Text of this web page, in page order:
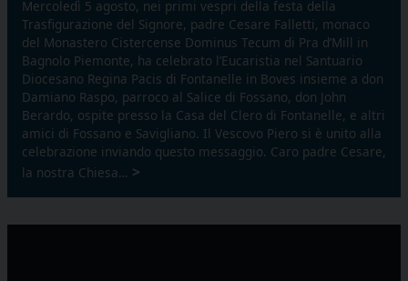
Mercoledì 5 agosto, nei primi vespri della festa della
Trasfigurazione del Signore, padre Cesare Falletti, monaco
del Monastero Cistercense Dominus Tecum di Pra d’Mill in
Bagnolo Piemonte, ha celebrato l’Eucaristia nel Santuario
Diocesano Regina Pacis di Fontanelle in Boves insieme a don
Damiano Raspo, parroco al Salice di Fossano, don John
Berardo, ospite presso la Casa del Clero di Fontanelle, e altri
amici di Fossano e Savigliano. Il Vescovo Piero si è unito alla
celebrazione inviando questo messaggio. Caro padre Cesare,
la nostra Chiesa… >